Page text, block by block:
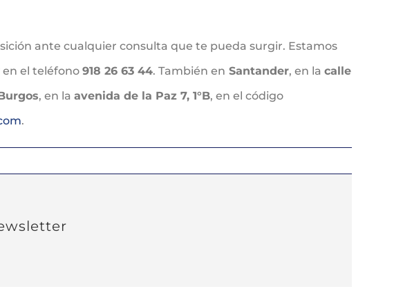
ante cualquier consulta que te pueda surgir. Estamos
en el teléfono 918 26 63 44. También en Santander, en la calle
, en la avenida de la Paz 7, 1°B, en el código
.